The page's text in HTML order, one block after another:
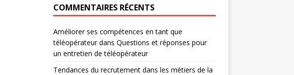
COMMENTAIRES RÉCENTS
Améliorer ses compétences en tant que
téléopérateurdans Questions et réponses pour
un entretien de téléopérateur
Tendances du recrutement dans les métiers de la